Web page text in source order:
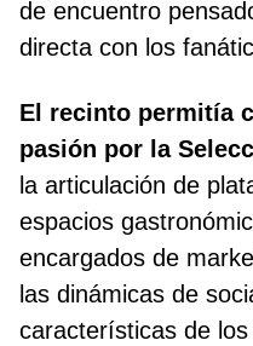
de encuentro
directa con los
El recinto permitía
pasión por la
la articulación de
espacios
encargados de
las dinámicas de
características de